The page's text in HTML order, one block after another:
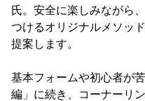
氏。安全に楽しみながら
つけるオリジナルメソッ
提案します。
基本フォームや初心者が
編」に続き、コーナーリ